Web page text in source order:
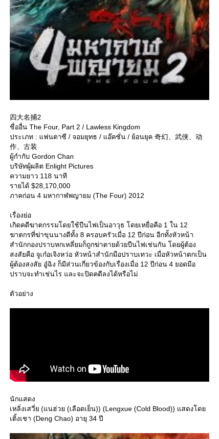
四大名捕2
ชื่ออื่น The Four, Part 2 / Lawless Kingdom
ประเภท : แฟนตาซี / จอมยุทธ / แอ๊คชั่น / ย้อนยุค 奇幻、武侠、动
作、古装
ผู้กำกับ Gordon Chan
บริษัทผู้ผลิต Enlight Pictures
ความยาว 118 นาที
รายได้ $28,170,000
ภาคก่อน 4 มหากาฬพญายม (The Four) 2012
เรื่องย่อ
เกิดคดีฆาตกรรมโดยใช้ปืนไฟเป็นอาวุธ โดยเหยื่อคือ 1 ใน 12
ฆาตกรที่ฆ่าขุนนางดีทั้ง 8 ครอบครัวเมื่อ 12 ปีก่อน อีกทั้งหัวหน้า
สำนักกองปราบหกเหลี่ยมก็ถูกฆ่าตายด้วยปืนไฟเช่นกัน โดยผู้ต้อง
สงสัยคือ จูเก๋อเจิงหว่อ หัวหน้าสำนักมือปราบเทวะ เมื่อหัวหน้าตกเป็น
ผู้ต้องสงสัย อู๋ฉิง ก็มีส่วนเกี่ยวข้องกับเรื่องเมื่อ 12 ปีก่อน 4 ยอดมือ
ปราบจะทำเช่นไร และจะปิดคดีลงได้หรือไม่
ตัวอย่าง
นักแสดง
เหลิ่งเสวี่ย (แนฮ่วย (เลือดเย็น)) (Lengxue (Cold Blood)) แสดงโด
เติ้งเชา (Deng Chao) อายุ 34 ปี